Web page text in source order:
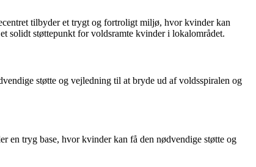
tilbyder et trygt og fortroligt miljø, hvor kvinder kan
solidt støttepunkt for voldsramte kvinder i lokalområdet.
støtte og vejledning til at bryde ud af voldsspiralen og
en tryg base, hvor kvinder kan få den nødvendige støtte og